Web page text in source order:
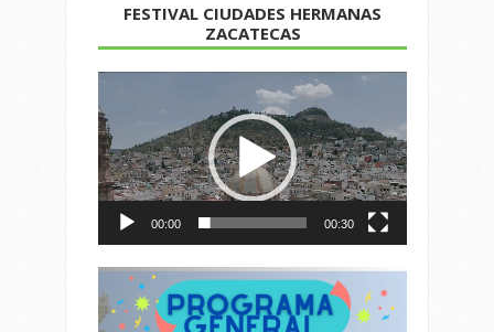
FESTIVAL CIUDADES HERMANAS
ZACATECAS
de
vídeo
00:00 00:30